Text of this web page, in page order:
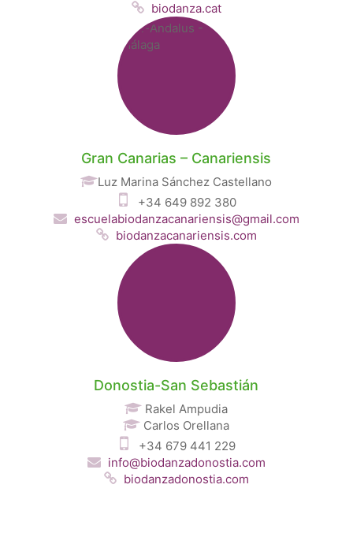
biodanza.cat
Gran Canarias – Canariensis
Luz Marina Sánchez Castellano
+34 649 892 380
escuelabiodanzacanariensis@gmail.com
biodanzacanariensis.com
Donostia-San Sebastián
Rakel Ampudia
Carlos Orellana
+34 679 441 229
info@biodanzadonostia.com
biodanzadonostia.com